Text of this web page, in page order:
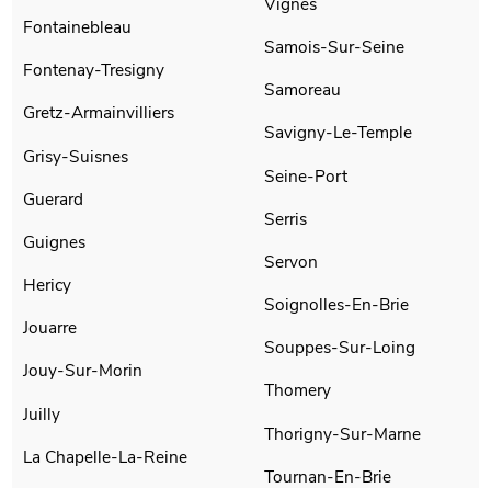
Fontainebleau
Fontenay-Tresigny
Gretz-Armainvilliers
Grisy-Suisnes
Guerard
Guignes
Hericy
Jouarre
Jouy-Sur-Morin
Juilly
La Chapelle-La-Reine
Samois-Sur-Seine
Samoreau
Savigny-Le-Temple
Seine-Port
Serris
Servon
Soignolles-En-Brie
Souppes-Sur-Loing
Thomery
Thorigny-Sur-Marne
Tournan-En-Brie